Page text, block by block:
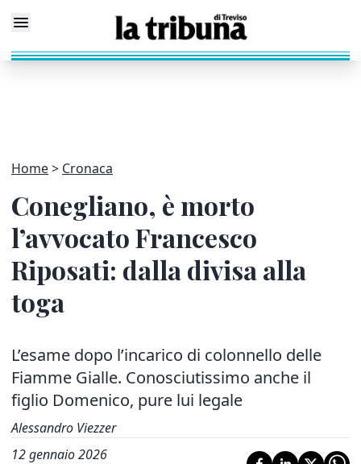
Home Cronaca
Conegliano, è morto
l’avvocato Francesco
Riposati: dalla divisa alla
toga
L’esame dopo l’incarico di colonnello delle
Fiamme Gialle. Conosciutissimo anche il
figlio Domenico, pure lui legale
Alessandro Viezzer
12 gennaio 2026